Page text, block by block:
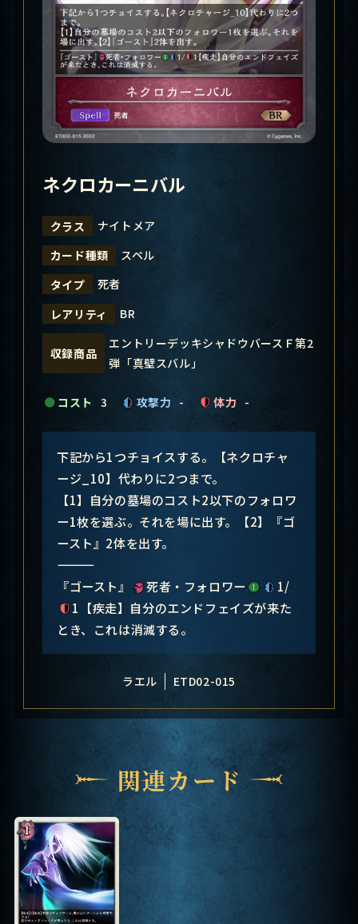
ネクロカーニバル
クラス
ナイトメア
カード種類
スペル
タイプ
死者
レアリティ
BR
収録商品
エントリーデッキシャドウバースＦ第2
弾「真壁スバル」
コスト 3 攻撃力 - 体力 -
下記から1つチョイスする。【ネクロチャ
ージ_10】代わりに2つまで。
【1】自分の墓場のコスト2以下のフォロワ
ー1枚を選ぶ。それを場に出す。【2】『ゴ
ースト』2体を出す。
―――――――――――――――
『ゴースト』
死者・フォロワー
1/
1【疾走】自分のエンドフェイズが来た
とき、これは消滅する。
ラエル ETD02-015
関連カード